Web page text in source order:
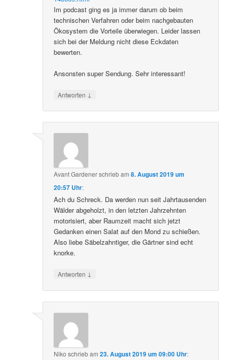
Im podcast ging es ja immer darum ob beim
technischen Verfahren oder beim nachgebauten
Ökosystem die Vorteile überwiegen. Leider lassen
sich bei der Meldung nicht diese Eckdaten
bewerten.
Ansonsten super Sendung. Sehr interessant!
Antworten ↓
Avant Gardenerschriebam8. August 2019 um
20:57 Uhr:
Ach du Schreck. Da werden nun seit Jahrtausenden
Wälder abgeholzt, in den letzten Jahrzehnten
motorisiert, aber Raumzeit macht sich jetzt
Gedanken einen Salat auf den Mond zu schießen.
Also liebe Säbelzahntiger, die Gärtner sind echt
knorke.
Antworten ↓
Niko schriebam23. August 2019 um 09:00 Uhr: